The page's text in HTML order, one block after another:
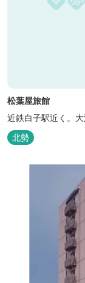
松葉屋旅館
近鉄白子駅近く。
北勢